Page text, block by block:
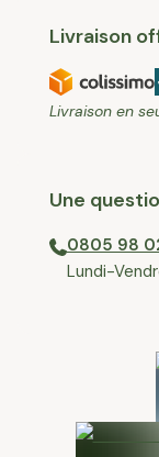
Livraison
Livraison en
Une
0805 98
⁠Lundi-